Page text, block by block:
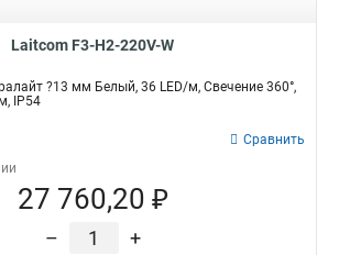
Laitcom F3-H2-220V-W
?13 мм Белый, 36 LED/м, Свечение 360°,
IP54
Сравнить
27 760,20 ₽
– +